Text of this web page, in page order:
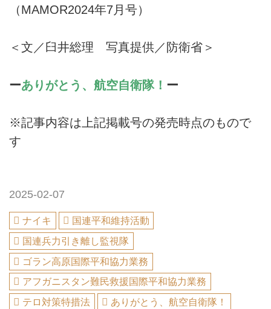
（MAMOR2024年7月号）
＜文／臼井総理 写真提供／防衛省＞
ーありがとう、航空自衛隊！ ー
※記事内容は上記掲載号の発売時点のもので
す
2025-02-07
ナイキ
国連平和維持活動
国連兵力引き離し監視隊
ゴラン高原国際平和協力業務
アフガニスタン難民救援国際平和協力業務
テロ対策特措法
ありがとう、航空自衛隊！